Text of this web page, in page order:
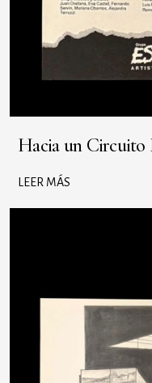
Hacia un Circuito
LEER MÁS